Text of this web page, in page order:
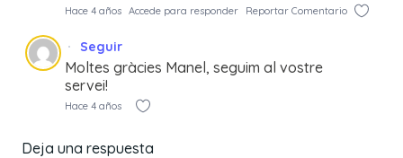
Hace 4 años Accede para responder Reportar Comentario
Seguir
Moltes gràcies Manel, seguim al vostre
servei!
Hace 4 años
Deja una respuesta